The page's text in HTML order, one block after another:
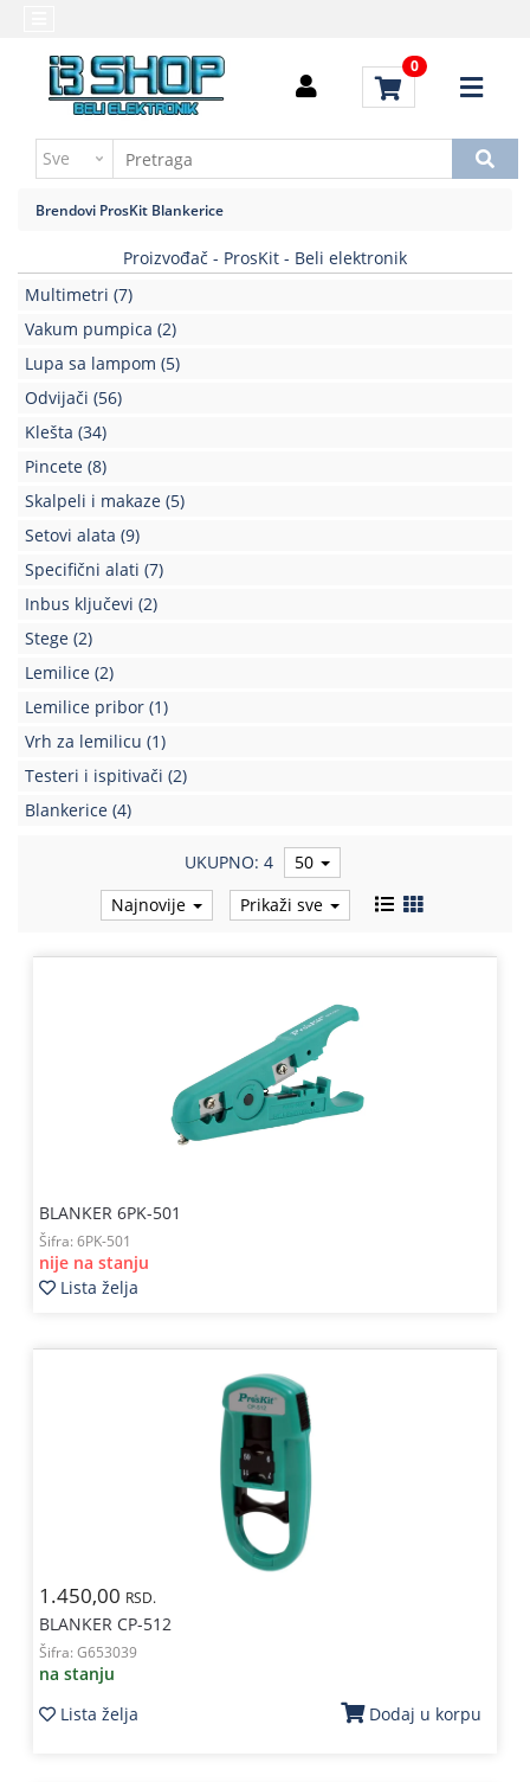
0
Baterija,punjač
Elektromehaničke
komponente
Elektronske
komponente
aktivne
Elektronske
komponente
pasivne
Kablovi
priključci
tehnika
Poslovna
Strujni
Brendovi
Uputstvo
kupovinu
slanja
Brendovi ProsKit Blankerice
Proizvođač - ProsKit - Beli elektronik
Multimetri (7)
Vakum pumpica (2)
Lupa sa lampom (5)
Odvijači (56)
Klešta (34)
Pincete (8)
Skalpeli i makaze (5)
Setovi alata (9)
Specifični alati (7)
Inbus ključevi (2)
Stege (2)
Lemilice (2)
Lemilice pribor (1)
Vrh za lemilicu (1)
Testeri i ispitivači (2)
Blankerice (4)
UKUPNO: 4
50
Najnovije
Prikaži sve
BLANKER 6PK-501
Šifra: 6PK-501
nije na stanju
Lista želja
1.450,00 RSD.
BLANKER CP-512
Šifra: G653039
na stanju
Lista želja
Dodaj u korpu